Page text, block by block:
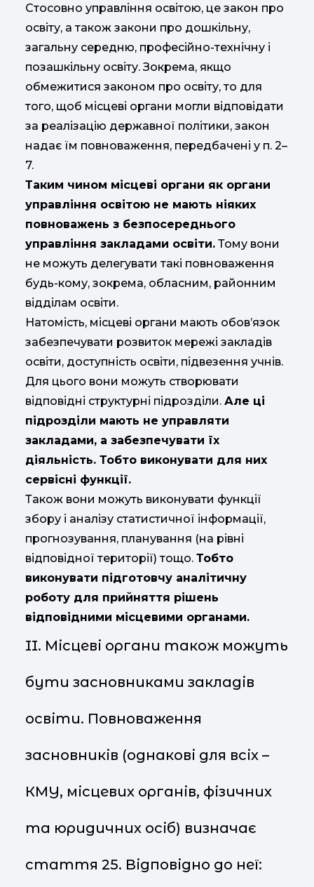
Стосовно управління освітою, це закон про
освіту, а також закони про дошкільну,
загальну середню, професійно-технічну і
позашкільну освіту. Зокрема, якщо
обмежитися законом про освіту, то для
того, щоб місцеві органи могли відповідати
за реалізацію державної політики, закон
надає їм повноваження, передбачені у п. 2–
7.
Таким чином місцеві органи як органи
управління освітою не мають ніяких
повноважень з безпосереднього
управління закладами освіти. Тому вони
не можуть делегувати такі повноваження
будь-кому, зокрема, обласним, районним
відділам освіти.
Натомість, місцеві органи мають обов’язок
забезпечувати розвиток мережі закладів
освіти, доступність освіти, підвезення учнів.
Для цього вони можуть створювати
відповідні структурні підрозділи. Але ці
підрозділи мають не управляти
закладами, а забезпечувати їх
діяльність. Тобто виконувати для них
сервісні функції.
Також вони можуть виконувати функції
збору і аналізу статистичної інформації,
прогнозування, планування (на рівні
відповідної території) тощо. Тобто
виконувати підготовчу аналітичну
роботу для прийняття рішень
відповідними місцевими органами.
II. Місцеві органи також можуть
бути засновниками закладів
освіти. Повноваження
засновників (однакові для всіх –
КМУ, місцевих органів, фізичних
та юридичних осіб) визначає
стаття 25. Відповідно до неї: